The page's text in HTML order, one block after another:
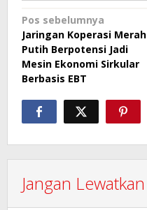
Navigasi
pos
Pos sebelumnya
Jaringan Koperasi Merah
Putih Berpotensi Jadi
Mesin Ekonomi Sirkular
Berbasis EBT
Jangan Lewatkan